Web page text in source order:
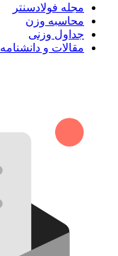
مجله فولادسنتر
محاسبه وزن
جداول وزنی
مقالات و دانشنامه